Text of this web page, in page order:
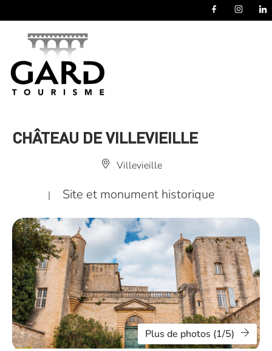
CHÂTEAU DE VILLEVIEILLE
Villevieille
| Site et monument historique
Plus de photos (1/5)